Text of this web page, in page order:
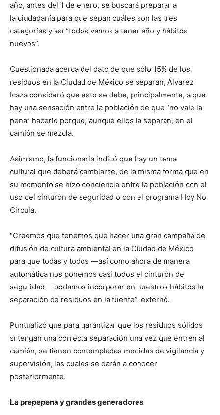
año, antes del 1 de enero, se buscará preparar a
la ciudadanía para que sepan cuáles son las tres
categorías y así “todos vamos a tener año y hábitos
nuevos”.
Cuestionada acerca del dato de que sólo 15% de los
residuos en la Ciudad de México se separan, Álvarez
Icaza consideró que esto se debe, principalmente, a que
hay una sensación entre la población de que “no vale la
pena” hacerlo porque, aunque ellos la separan, en el
camión se mezcla.
Asimismo, la funcionaria indicó que hay un tema
cultural que deberá cambiarse, de la misma forma que en
su momento se hizo conciencia entre la población con el
uso del cinturón de seguridad o con el programa Hoy No
Circula.
“Creemos que tenemos que hacer una gran campaña de
difusión de cultura ambiental en la Ciudad de México
para que todas y todos —así como ahora de manera
automática nos ponemos casi todos el cinturón de
seguridad— podamos incorporar en nuestros hábitos la
separación de residuos en la fuente”, externó.
Puntualizó que para garantizar que los residuos sólidos
sí tengan una correcta separación una vez que entren al
camión, se tienen contempladas medidas de vigilancia y
supervisión, las cuales se darán a conocer
posteriormente.
La prepepena y grandes generadores